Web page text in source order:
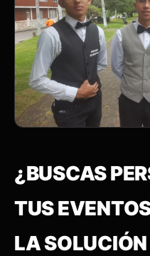
¿BUSCAS
TUS
LA